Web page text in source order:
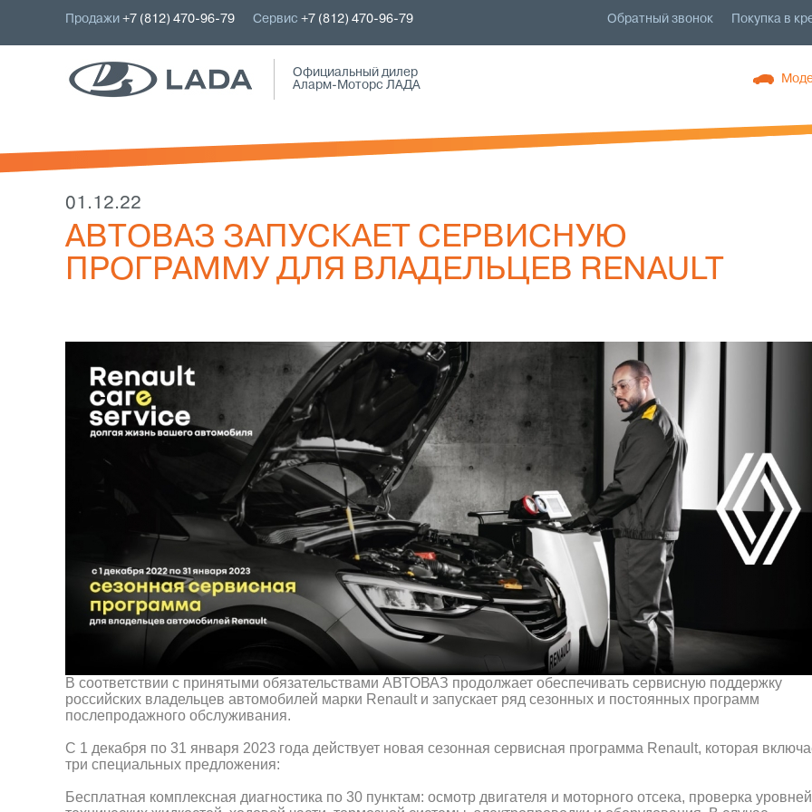
Покупка в
Обратный звонок
Продажи +7 (812) 470-96-79 Сервис +7 (812) 470-96-79
Официальный дилер
Аларм-Моторс ЛАДА
01.12.22
АВТОВАЗ ЗАПУСКАЕТ СЕРВИСНУЮ
ПРОГРАММУ ДЛЯ ВЛАДЕЛЬЦЕВ RENAULT
В соответствии с принятыми обязательствами АВТОВАЗ продолжает обеспечивать сервисную поддержку
российских владельцев автомобилей марки Renault и запускает ряд сезонных и постоянных программ
послепродажного обслуживания.
С 1 декабря по 31 января 2023 года действует новая сезонная сервисная программа Renault, которая
три специальных предложения:
Бесплатная комплексная диагностика по 30 пунктам: осмотр двигателя и моторного отсека, проверка уровней